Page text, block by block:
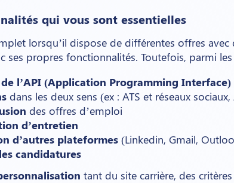
qui vous sont essentielles
lorsqu’il dispose de différentes offres
ses propres fonctionnalités. Toutefois, parmi
de l’API (Application Programming Interface)
dans les deux sens (ex : ATS et réseaux
des offres d’emploi
d’entretien
d’autres plateformes (Linkedin, Gmail,
candidatures
tant du site carrière, des